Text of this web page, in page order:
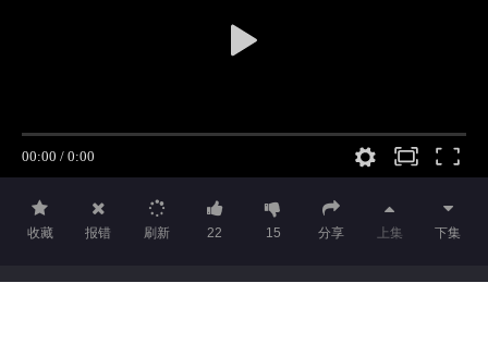
收藏 报错 刷新 22 15 分享 上集 下集